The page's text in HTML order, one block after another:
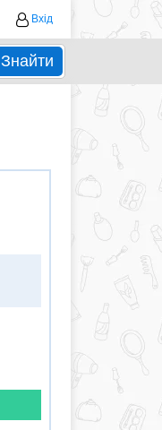
Вхід
Знайти